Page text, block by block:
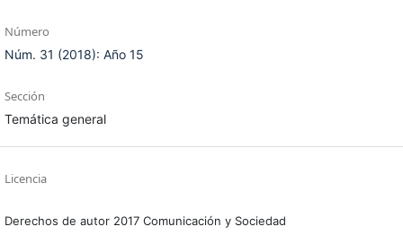
Número
Núm. 31 (2018): Año 15
Sección
Temática general
Licencia
Derechos de autor 2017 Comunicación y Sociedad